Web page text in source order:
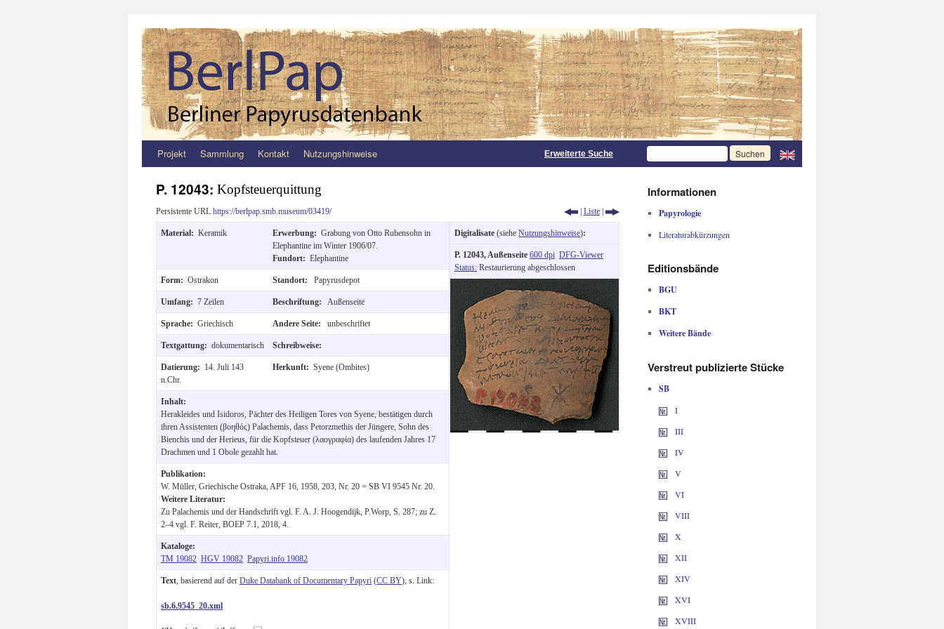
Zum
springen
Projekt Sammlung Kontakt Nutzungshinweise Erweiterte Suche
P. 12043: Kopfsteuerquittung
Persistente URL https://berlpap.smb.museum/03419/ | Liste |
Material: Keramik Erwerbung: Grabung von Otto Rubensohn in
Elephantine im Winter 1906/07.
Fundort: Elephantine
Form: Ostrakon Standort: Papyrusdepot
Umfang: 7 Zeilen Beschriftung: Außenseite
Sprache: Griechisch Andere Seite: unbeschriftet
Textgattung: dokumentarisch Schreibweise:
Datierung: 14. Juli 143
n.Chr.
Herkunft: Syene (Ombites)
Inhalt:
Herakleides und Isidoros, Pächter des Heiligen Tores von Syene, bestätigen durch
ihren Assistenten (βοηθός) Palachemis, dass Petorzmethis der Jüngere, Sohn des
Bienchis und der Herieus, für die Kopfsteuer (λαογραφία) des laufenden Jahres 17
Drachmen und 1 Obole gezahlt hat.
Publikation:
W. Müller, Griechische Ostraka, APF 16, 1958, 203, Nr. 20 = SB VI 9545 Nr. 20.
Weitere Literatur:
Zu Palachemis und der Handschrift vgl. F. A. J. Hoogendijk, P.Worp, S. 287; zu Z.
2–4 vgl. F. Reiter, BOEP 7.1, 2018, 4.
Kataloge:
TM 19082 HGV 19082 Papyri.info 19082
Text , basierend auf der Duke Databank of Documentary Papyri (CC BY), s. Link:
sb.6.9545_20.xml
Digitalisate (siehe Nutzungshinweise):
P. 12043, Außenseite 600 dpi DFG-Viewer
Status: Restaurierung abgeschlossen
Informationen
Papyrologie
Literaturabkürzungen
Editionsbände
BGU
BKT
Weitere Bände
Verstreut publizierte Stücke
SB
I
III
IV
V
VI
VIII
X
XII
XIV
XVI
XVIII